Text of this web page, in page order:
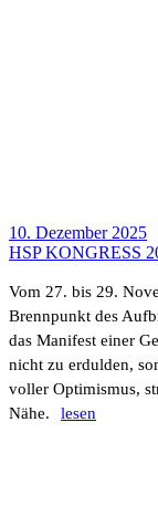
10. Dezember 2025
HSP KONGRESS
Vom 27. bis 29.
Brenn­punkt des
das Mani­fest einer
nicht zu erdulden,
voller Opti­mismus,
Nähe.
lesen